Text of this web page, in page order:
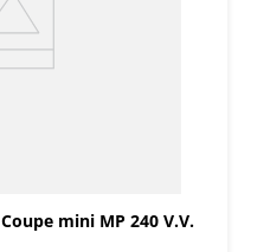
mini MP 240 V.V.